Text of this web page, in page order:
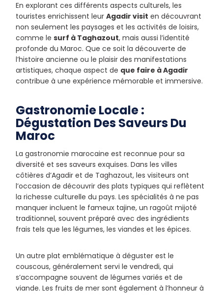
En explorant ces différents aspects culturels, les
touristes enrichissent leur Agadir visit en découvrant
non seulement les paysages et les activités de loisirs,
comme le surf à Taghazout, mais aussi l’identité
profonde du Maroc. Que ce soit la découverte de
l’histoire ancienne ou le plaisir des manifestations
artistiques, chaque aspect de que faire à Agadir
contribue à une expérience mémorable et immersive.
Gastronomie Locale :
Dégustation Des Saveurs Du
Maroc
La gastronomie marocaine est reconnue pour sa
diversité et ses saveurs exquises. Dans les villes
côtières d’Agadir et de Taghazout, les visiteurs ont
l’occasion de découvrir des plats typiques qui reflètent
la richesse culturelle du pays. Les spécialités à ne pas
manquer incluent le fameux tajine, un ragoût mijoté
traditionnel, souvent préparé avec des ingrédients
frais tels que les légumes, les viandes et les épices.
Un autre plat emblématique à déguster est le
couscous, généralement servi le vendredi, qui
s’accompagne souvent de légumes variés et de
viande. Les fruits de mer sont également à l’honneur à